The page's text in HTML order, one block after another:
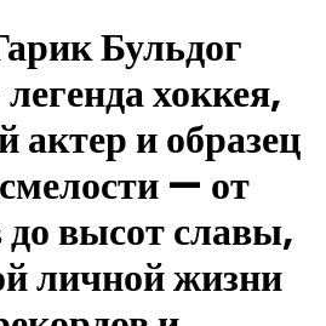
Бульдог
хоккея,
актер и образец
— от
высот славы,
личной жизни